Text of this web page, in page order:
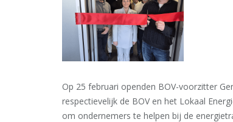
Op 25 februari openden BOV-voorzitter
respectievelijk de BOV en het Lokaal
om ondernemers te helpen bij de